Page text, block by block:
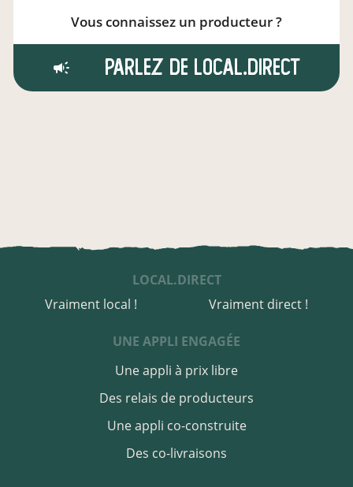
Vous connaissez un producteur ?
Parlez de local.direct
LOCAL.DIRECT
Vraiment local !
Vraiment direct !
UNE APPLI ENGAGÉE
Une appli à prix libre
Des relais de producteurs
Des co-livraisons
Une appli co-construite